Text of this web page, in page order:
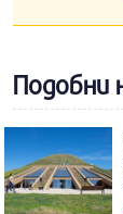
Подобни